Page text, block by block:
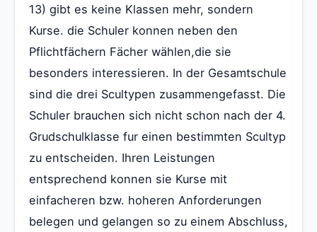
13) gibt es keine Klassen mehr, sondern
Kurse. die Schuler konnen neben den
Pflichtfächern Fächer wählen,die sie
besonders interessieren. In der Gesamtschule
sind die drei Scultypen zusammengefasst. Die
Schuler brauchen sich nicht schon nach der 4.
Grudschulklasse fur einen bestimmten Scultyp
zu entscheiden. Ihren Leistungen
entsprechend konnen sie Kurse mit
einfacheren bzw. hoheren Anforderungen
belegen und gelangen so zu einem Abschluss,